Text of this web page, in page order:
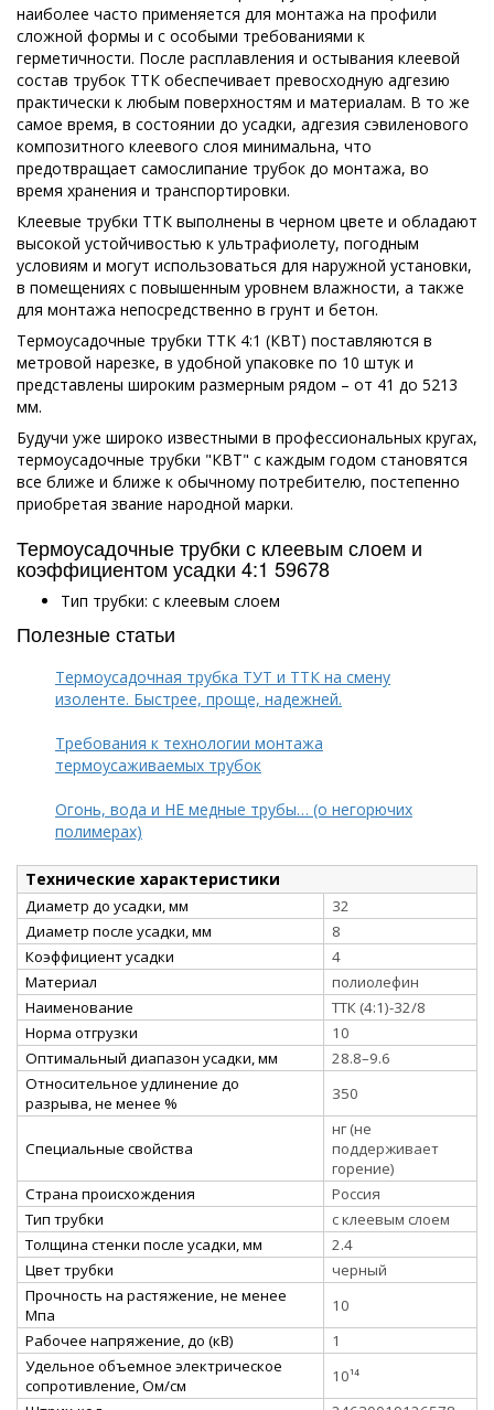
наиболее часто применяется для монтажа на профили
сложной формы и с особыми требованиями к
герметичности. После расплавления и остывания клеевой
состав трубок ТТК обеспечивает превосходную адгезию
практически к любым поверхностям и материалам. В то же
самое время, в состоянии до усадки, адгезия сэвиленового
композитного клеевого слоя минимальна, что
предотвращает самослипание трубок до монтажа, во
время хранения и транспортировки.
Клеевые трубки ТТК выполнены в черном цвете и обладают
высокой устойчивостью к ультрафиолету, погодным
условиям и могут использоваться для наружной установки,
в помещениях с повышенным уровнем влажности, а также
для монтажа непосредственно в грунт и бетон.
Термоусадочные трубки ТТК 4:1 (КВТ) поставляются в
метровой нарезке, в удобной упаковке по 10 штук и
представлены широким размерным рядом – от 41 до 5213
мм.
Будучи уже широко известными в профессиональных кругах,
термоусадочные трубки "КВТ" с каждым годом становятся
все ближе и ближе к обычному потребителю, постепенно
приобретая звание народной марки.
Термоусадочные трубки с клеевым слоем и
коэффициентом усадки 4:1 59678
Тип трубки: с клеевым слоем
Полезные статьи
Термоусадочная трубка ТУТ и ТТК на смену
изоленте. Быстрее, проще, надежней.
Требования к технологии монтажа
термоусаживаемых трубок
Огонь, вода и НЕ медные трубы… (о негорючих
полимерах)
Технические характеристики
Диаметр до усадки, мм
32
Диаметр после усадки, мм
8
Коэффициент усадки
4
Материал
полиолефин
Наименование
ТТК (4:1)-32/8
Норма отгрузки
10
Оптимальный диапазон усадки, мм
28.8–9.6
Относительное удлинение до
разрыва, не менее %
350
Специальные свойства
нг (не
поддерживает
горение)
Страна происхождения
Россия
Тип трубки
с клеевым слоем
Толщина стенки после усадки, мм
2.4
Цвет трубки
черный
Прочность на растяжение, не менее
Мпа
10
Рабочее напряжение, до (кВ)
1
Удельное объемное электрическое
сопротивление, Ом/см
10¹⁴